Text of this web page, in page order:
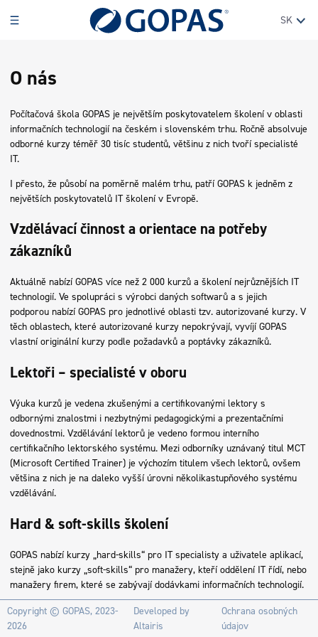
SK
O nás
Počítačová škola GOPAS je největším poskytovatelem školení v oblasti
informačních technologií na českém i slovenském trhu. Ročně absolvuje
odborné kurzy téměř 30 tisíc studentů, většinu z nich tvoří specialisté
IT.
I přesto, že působí na poměrně malém trhu, patří GOPAS k jedněm z
největších poskytovatelů IT školení v Evropě.
Vzdělávací činnost a orientace na potřeby
zákazníků
Aktuálně nabízí GOPAS více než 2 000 kurzů a školení nejrůznějších IT
technologií. Ve spolupráci s výrobci daných softwarů a s jejich
podporou nabízí GOPAS pro jednotlivé oblasti tzv. autorizované kurzy. V
těch oblastech, které autorizované kurzy nepokrývají, vyvíjí GOPAS
vlastní originální kurzy podle požadavků a poptávky zákazníků.
Lektoři – specialisté v oboru
Výuka kurzů je vedena zkušenými a certifikovanými lektory s
odbornými znalostmi i nezbytnými pedagogickými a prezentačními
dovednostmi. Vzdělávání lektorů je vedeno formou interního
certifikačního lektorského systému. Mezi odborníky uznávaný titul MCT
(Microsoft Certified Trainer) je výchozím titulem všech lektorů, ovšem
většina z nich je na daleko vyšší úrovni několikastupňového systému
vzdělávání.
Hard & soft-skills školení
GOPAS nabízí kurzy „hard-skills“ pro IT specialisty a uživatele aplikací,
stejně jako kurzy „soft-skills“ pro manažery, kteří oddělení IT řídí, nebo
manažery firem, které se zabývají dodávkami informačních technologií.
Copyright © GOPAS, 2023-
2026
Developed by
Altairis
Ochrana osobných
údajov